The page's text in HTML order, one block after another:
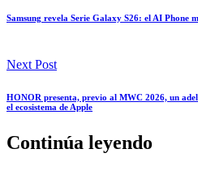
Samsung revela Serie Galaxy S26: el AI Phone
Next Post
HONOR presenta, previo al MWC 2026, un
el ecosistema de Apple
Continúa leyendo